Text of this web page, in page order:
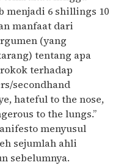
menjadi 6 shillings 10
manfaat dari
(yang
tentang apa
terhadap
secondhand
hateful to the nose,
to the lungs.”
menyusul
sejumlah ahli
sebelumnya.